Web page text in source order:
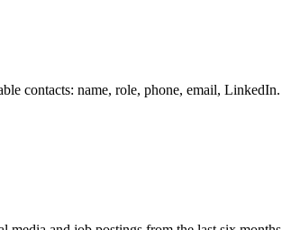
contacts: name, role, phone, email, LinkedIn.